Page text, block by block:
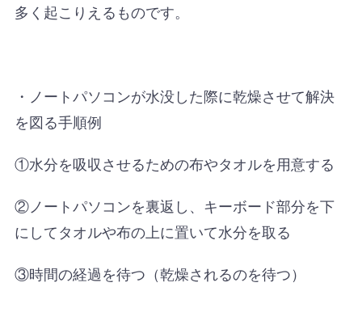
多く起こりえるものです。
・ノートパソコンが水没した際に乾燥させて解決
を図る手順例
①水分を吸収させるための布やタオルを用意する
②ノートパソコンを裏返し、キーボード部分を下
にしてタオルや布の上に置いて水分を取る
③時間の経過を待つ（乾燥されるのを待つ）